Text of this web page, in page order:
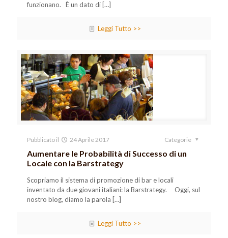
funzionano. È un dato di […]
Leggi Tutto >>
Pubblicato il 24 Aprile 2017 Categorie
Aumentare le Probabilità di Successo di un
Locale con la Barstrategy
Scopriamo il sistema di promozione di bar e locali
inventato da due giovani italiani: la Barstrategy. Oggi, sul
nostro blog, diamo la parola […]
Leggi Tutto >>